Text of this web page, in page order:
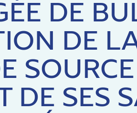
DE
DE
DE SES